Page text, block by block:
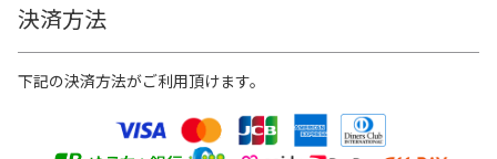
決済方法
下記の決済方法がご利用頂けます。